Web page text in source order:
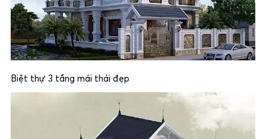
Biệt thự 3 tầng mái thái đẹp